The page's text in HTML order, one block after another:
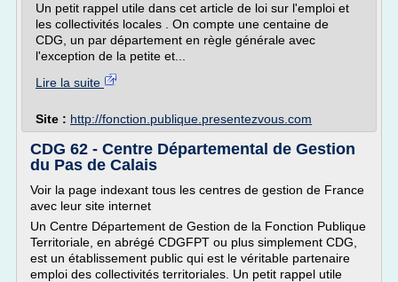
Un petit rappel utile dans cet article de loi sur l'emploi et
les collectivités locales . On compte une centaine de
CDG, un par département en règle générale avec
l'exception de la petite et...
Lire la suite
Site : http://fonction.publique.presentezvous.com
CDG 62 - Centre Départemental de Gestion
du Pas de Calais
Voir la page indexant tous les centres de gestion de France
avec leur site internet
Un Centre Département de Gestion de la Fonction Publique
Territoriale, en abrégé CDGFPT ou plus simplement CDG,
est un établissement public qui est le véritable partenaire
emploi des collectivités territoriales. Un petit rappel utile